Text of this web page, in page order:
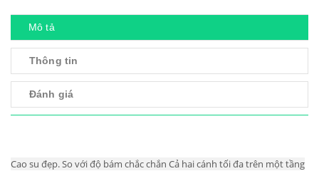
Mô tả
Thông tin
Đánh giá
Cao su đẹp.So với độ bám chắc chắn Cả hai cánh tối đa trên một tầng